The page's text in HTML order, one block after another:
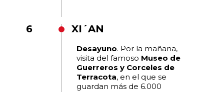
6 XI´AN
Desayuno. Por la mañana,
visita del famoso Museo de
Guerreros y Corceles de
Terracota, en el que se
guardan más de 6.000